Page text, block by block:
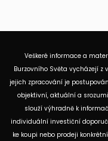
Veškeré informace a
Burzovního Světa vycházejí z
jejich zpracování je
objektivní, aktuální a
slouží výhradně k
individuální investiční
ke koupi nebo prodeji